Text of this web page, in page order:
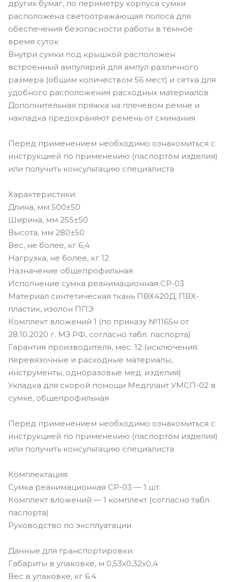
других бумаг, по периметру корпуса сумки
расположена светоотражающая полоса для
обеспечения безопасности работы в тёмное
время суток
Внутри сумки под крышкой расположен
встроенный ампулярий для ампул различного
размера (общим количеством 56 мест) и сетка для
удобного расположения расходных материалов
Дополнительная пряжка на плечевом ремне и
накладка предохраняют ремень от сминания
Перед применением необходимо ознакомиться с
инструкцией по применению (паспортом изделия)
или получить консультацию специалиста
Характеристики:
Длина, мм 500±50
Ширина, мм 255±50
Высота, мм 280±50
Вес, не более, кг 6,4
Нагрузка, не более, кг 12
Назначение общепрофильная
Исполнение сумка реанимационная СР-03
Материал синтетическая ткань ПВХ420Д, ПВХ-
пластик, изолон ППЭ
Комплект вложений 1 (по приказу №1165н от
28.10.2020 г. МЗ РФ, согласно табл. паспорта)
Гарантия производителя, мес. 12 (исключения:
перевязочные и расходные материалы,
инструменты, одноразовые мед. изделия)
Укладка для скорой помощи Медплант УМСП-02 в
сумке, общепрофильная
Перед применением необходимо ознакомиться с
инструкцией по применению (паспортом изделия)
или получить консультацию специалиста
Комплектация:
Сумка реанимационная СР-03 — 1 шт.
Комплект вложений — 1 комплект (согласно табл.
паспорта)
Руководство по эксплуатации
Данные для транспортировки:
Габариты в упаковке, м 0,53х0,32х0,4
Вес в упаковке, кг 6.4